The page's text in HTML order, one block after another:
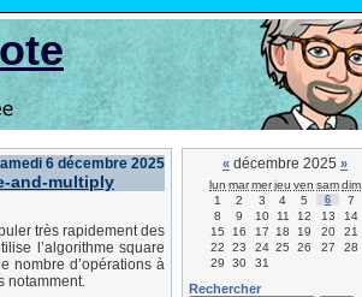
6 décembre 2025
and-multiply
très rapidement des
l’algorithme square
nombre d’opérations à
notamment.
« décembre 2025 »
lun marmerjeu ven samdim
1
2 3 4 5 6
7
8
9 10 11 12 13
14
15
16 17 18 19 20
21
22
23 24 25 26 27
28
29
30 31
Rechercher